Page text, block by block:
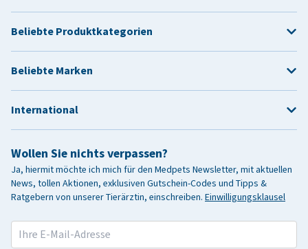
Wollen Sie nichts verpassen?
Ja, hiermit möchte ich mich für den Medpets Newsletter, mit aktuellen
News, tollen Aktionen, exklusiven Gutschein-Codes und Tipps &
Ratgebern von unserer Tierärztin, einschreiben. Einwilligungsklausel
Beliebte Produktkategorien
Beliebte Marken
International